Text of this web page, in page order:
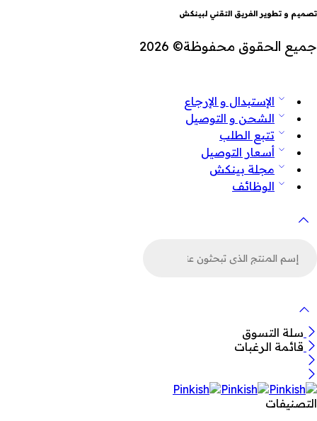
تصميم و تطوير الفريق التقني لبينكش
جميع الحقوق محفوظة© 2026
الإستبدال و الإرجاع
الشحن و التوصيل
تتبع الطلب
أسعار التوصيل
مجلة بينكش
الوظائف
سلة التسوق
قائمة الرغبات
التصنيفات